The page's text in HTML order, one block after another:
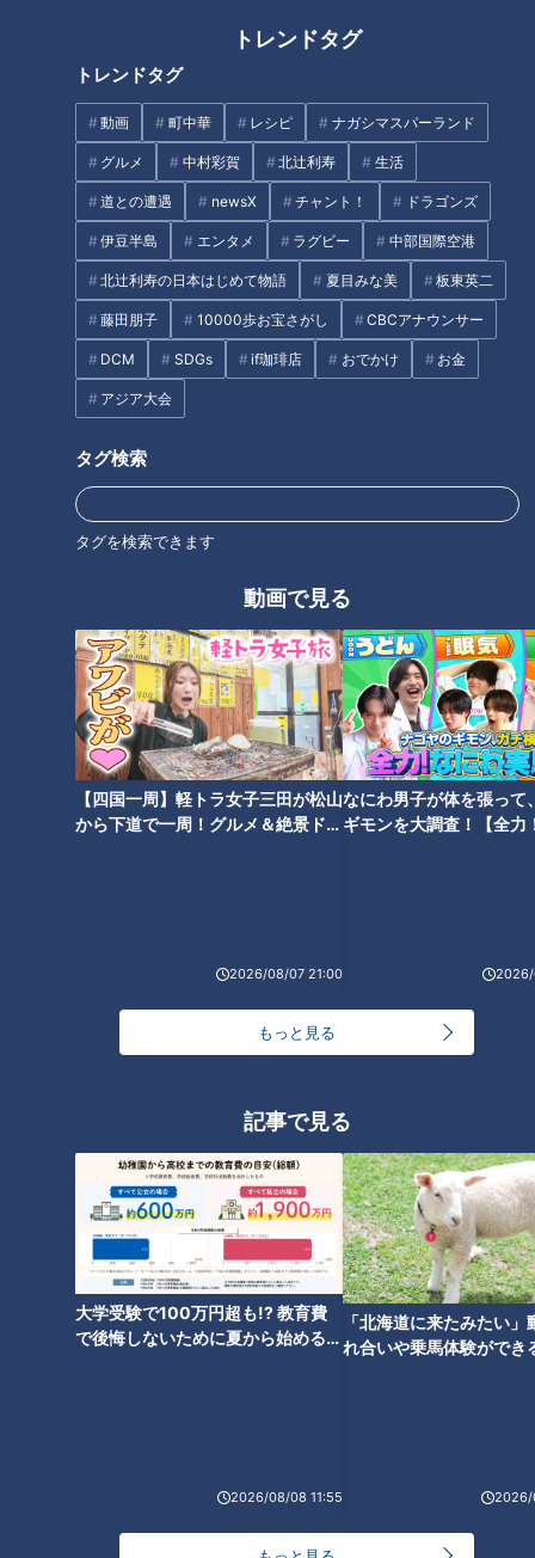
トレンドタグ
トレンドタグ
動画 町中華 レシピ ナガシマスパーランド
グルメ 中村彩賀 北辻利寿 生活
道との遭遇 newsX チャント！ ドラゴンズ
伊豆半島 エンタメ ラグビー 中部国際空港
北辻利寿の日本はじめて物語 夏目みな美 板東英二
藤田朋子 10000歩お宝さがし CBCアナウンサー
DCM SDGs if珈琲店 おでかけ お金
アジア大会
タグ検索
タグを検索できます
動画で見る
【四国一周】軽トラ女子三田が松山
から下道で一周！グルメ＆絶景ドラ
2026/08/07 21:00
なにわ男子が体を張って
ギモンを大調査！【全力
2026/
もっと見る
記事で見る
大学受験で100万円超も!? 教育費
で後悔しないために夏から始めるお
2026/08/08 11:55
「北海道に来たみたい」
れ合いや乗馬体験ができ
2026/
酒蔵カフェのギルトフリーな低
糖質グルメ!愛知・岡崎市を巡る
グルメ チャント！ 加藤愛
愛されフード 愛知
番組紹介
チャント！
食べなきゃ損する！愛されフード
身近な生活情報から芸能、どこよりも詳しい天気情報などなど、東
海3県にとことん寄り添う新しい報道・情報番組。毎週月～金曜 午
後3:49～5:50放送（金曜は午後4:50～5:50放送）。
オススメ関連コンテンツ
ゴサンド＆創業200年の焼きた
＆約2時間で完売 激ウマスコー
愛知・清須市で大人気のからあ
げまぶし＆1日1000個売れる豊